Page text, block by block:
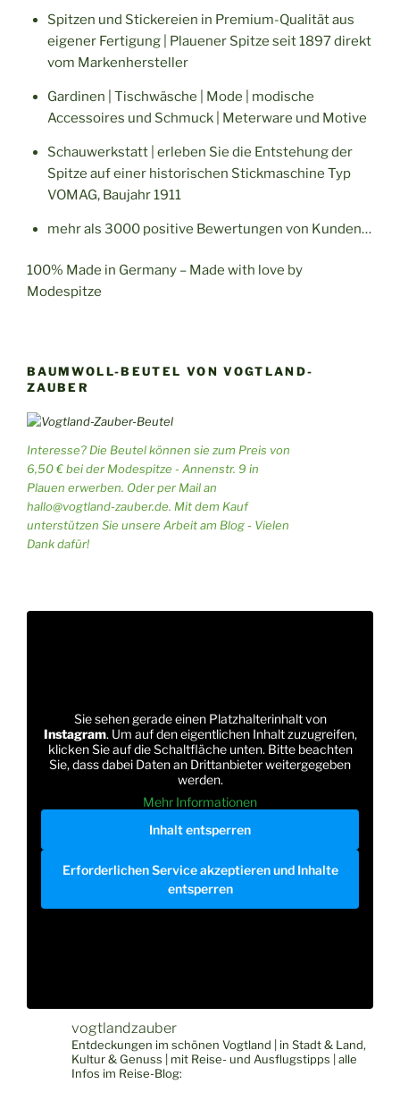
Spitzen und Stickereien in Premium-Qualität aus
eigener Fertigung | Plauener Spitze seit 1897 direkt
vom Markenhersteller
Gardinen | Tischwäsche | Mode | modische
Accessoires und Schmuck | Meterware und Motive
Schauwerkstatt | erleben Sie die Entstehung der
Spitze auf einer historischen Stickmaschine Typ
VOMAG, Baujahr 1911
mehr als 3000 positive Bewertungen von Kunden…
100% Made in Germany – Made with love by
Modespitze
BAUMWOLL-BEUTEL VON VOGTLAND-
ZAUBER
Interesse? Die Beutel können sie zum Preis von
6,50 € bei der Modespitze - Annenstr. 9 in
Plauen erwerben. Oder per Mail an
hallo@vogtland-zauber.de. Mit dem Kauf
unterstützen Sie unsere Arbeit am Blog - Vielen
Dank dafür!
Sie sehen gerade einen Platzhalterinhalt von
Instagram. Um auf den eigentlichen Inhalt zuzugreifen,
klicken Sie auf die Schaltfläche unten. Bitte beachten
Sie, dass dabei Daten an Drittanbieter weitergegeben
werden.
Mehr Informationen
Inhalt entsperren
Erforderlichen Service akzeptieren und Inhalte
entsperren
vogtlandzauber
Entdeckungen im schönen Vogtland | in Stadt & Land,
Kultur & Genuss | mit Reise- und Ausflugstipps | alle
Infos im Reise-Blog: